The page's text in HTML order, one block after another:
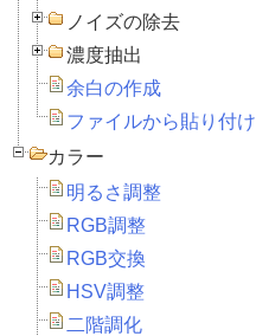
ノイズの除去
濃度抽出
余白の作成
ファイルから貼り付け
カラー
明るさ調整
RGB調整
RGB交換
HSV調整
二階調化